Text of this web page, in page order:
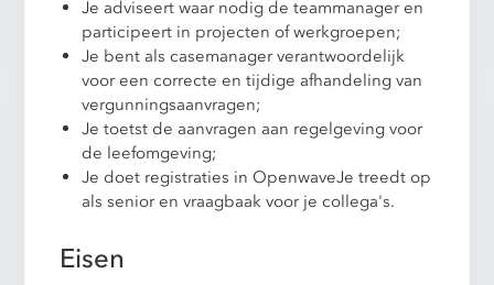
Je adviseert waar nodig de teammanager en
participeert in projecten of werkgroepen;
Je bent als casemanager verantwoordelijk
voor een correcte en tijdige afhandeling van
vergunningsaanvragen;
Je toetst de aanvragen aan regelgeving voor
de leefomgeving;
Je doet registraties in OpenwaveJe treedt op
als senior en vraagbaak voor je collega's.
Eisen